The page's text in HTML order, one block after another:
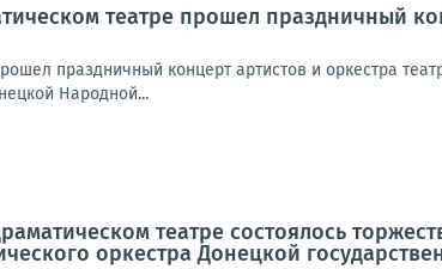
театре прошел праздничный
праздничный концерт артистов и оркестра
Народной...
театре состоялось
оркестра Донецкой